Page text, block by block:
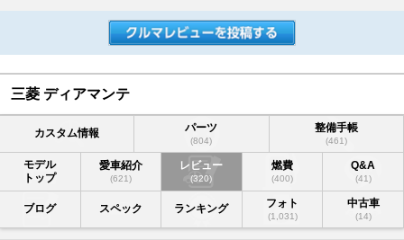
三菱 ディアマンテ
カスタム情報 パーツ
(804)
整備手帳
(461)
モデル
トップ
愛車紹介
(621)
レビュー
(320)
燃費
(400)
Q&A
(41)
ブログ スペック ランキング フォト
(1,031)
中古車
(14)